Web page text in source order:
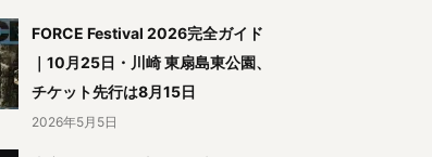
FORCE Festival 2026完全ガイド
｜10月25日・川崎 東扇島東公園、
チケット先行は8月15日
2026年5月5日